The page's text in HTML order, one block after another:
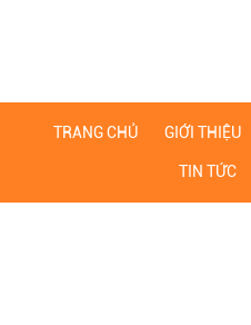
TRANG CHỦ GIỚI THIỆU
TIN TỨC